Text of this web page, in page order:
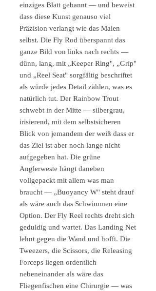
einziges Blatt gebannt — und beweist
dass diese Kunst genauso viel
Präzision verlangt wie das Malen
selbst. Die Fly Rod überspannt das
ganze Bild von links nach rechts —
dünn, lang, mit „Keeper Ring", „Grip"
und „Reel Seat" sorgfältig beschriftet
als würde jedes Detail zählen, was es
natürlich tut. Der Rainbow Trout
schwebt in der Mitte — silbergrau,
irisierend, mit dem selbstsicheren
Blick von jemandem der weiß dass er
das Ziel ist aber noch lange nicht
aufgegeben hat. Die grüne
Anglerweste hängt daneben
vollgepackt mit allem was man
braucht — „Buoyancy W" steht drauf
als wäre auch das Schwimmen eine
Option. Der Fly Reel rechts dreht sich
geduldig und wartet. Das Landing Net
lehnt gegen die Wand und hofft. Die
Tweezers, die Scissors, die Releasing
Forceps liegen ordentlich
nebeneinander als wäre das
Fliegenfischen eine Chirurgie — was